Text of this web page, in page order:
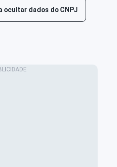
ocultar dados do CNPJ